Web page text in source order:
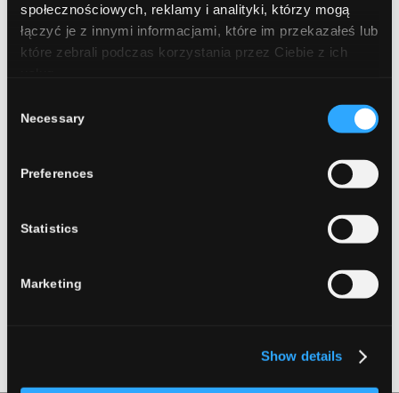
społecznościowych, reklamy i analityki, którzy mogą
łączyć je z innymi informacjami, które im przekazałeś lub
które zebrali podczas korzystania przez Ciebie z ich
Selection
Necessary
Preferences
Statistics
Marketing
Show details
Leave a Reply
Feel free to contribute!